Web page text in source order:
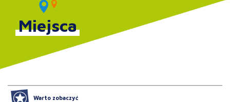
Miejsca
Warto zobaczyć